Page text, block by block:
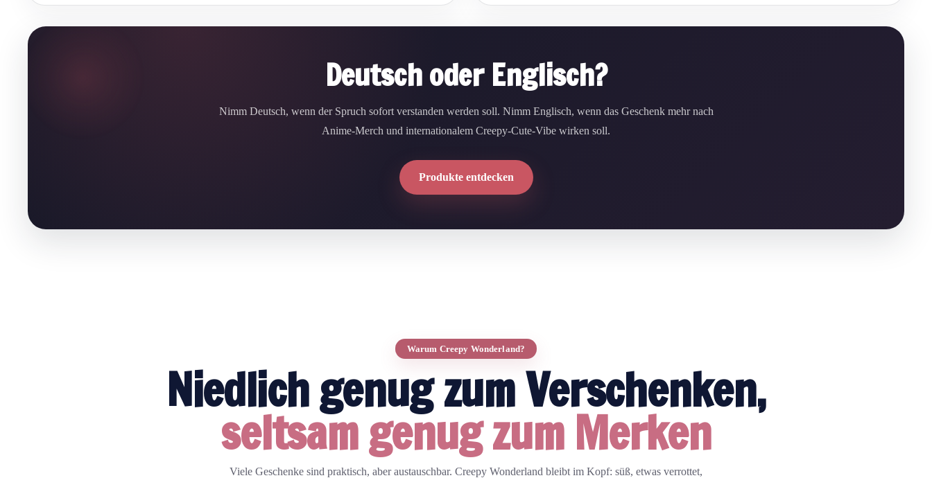
Deutsch oder Englisch?
Nimm Deutsch, wenn der Spruch sofort verstanden werden soll. Nimm Englisch, wenn das Geschenk mehr nach
Anime-Merch und internationalem Creepy-Cute-Vibe wirken soll.
Produkte entdecken
Warum Creepy Wonderland?
Niedlich genug zum Verschenken,
seltsam genug zum Merken
Viele Geschenke sind praktisch, aber austauschbar. Creepy Wonderland bleibt im Kopf: süß, etwas verrottet,